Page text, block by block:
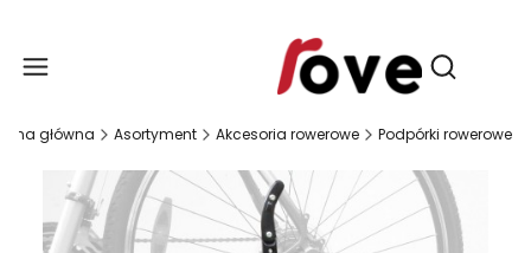
Otwórz
główna Asortyment Akcesoria rowerowe Podpórki rowerowe